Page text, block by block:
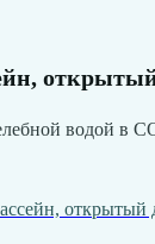
водой в
открытый